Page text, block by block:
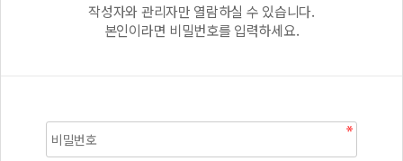
작성자와 관리자만 열람하실 수 있습니다.
본인이라면 비밀번호를 입력하세요.